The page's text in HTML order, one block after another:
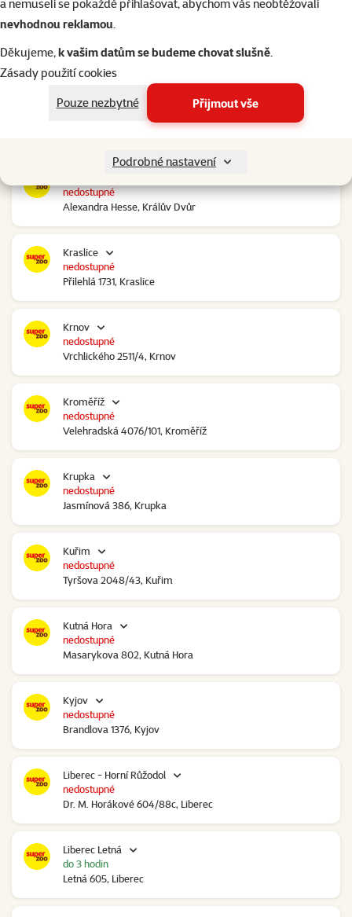
a nemuseli se pokaždé přihlašovat, abychom vás neobtěžovali
nevhodnou reklamou.
Děkujeme,k vašim datům se budeme chovat slušně.
Zásady použití cookies
Pouze nezbytné
Přijmout vše
Podrobné nastavení
Kolín Ovčáry
Ovčáry 304, Ovčáry
Kozomín
Alexandra Hesse, Králův Dvůr
nedostupné
Kraslice
Přilehlá 1731, Kraslice
nedostupné
Krnov
Vrchlického 2511/4, Krnov
nedostupné
Kroměříž
Velehradská 4076/101, Kroměříž
nedostupné
Krupka
Jasmínová 386, Krupka
nedostupné
Kuřim
Tyršova 2048/43, Kuřim
nedostupné
Kutná Hora
Masarykova 802, Kutná Hora
nedostupné
Kyjov
Brandlova 1376, Kyjov
nedostupné
Liberec - Horní Růžodol
Dr. M. Horákové 604/88c, Liberec
nedostupné
Liberec Letná
Letná 605, Liberec
do 3 hodin